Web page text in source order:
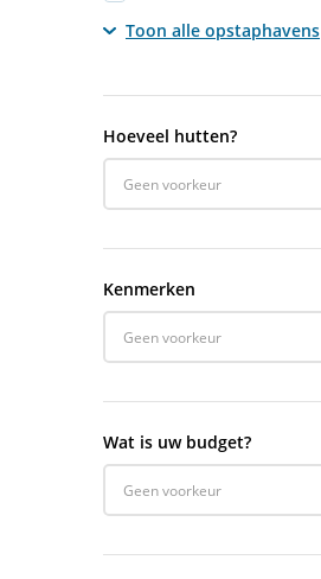
Toon alle opstaphavens
Hoeveel hutten?
Geen voorkeur
Kenmerken
Geen voorkeur
Wat is uw budget?
Geen voorkeur